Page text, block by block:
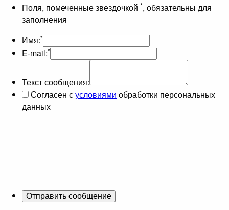
Поля, помеченные звездочкой *, обязательны для
заполнения
Имя:*
E-mail:*
Текст сообщения:
Согласен сусловиями обработки персональных
данных